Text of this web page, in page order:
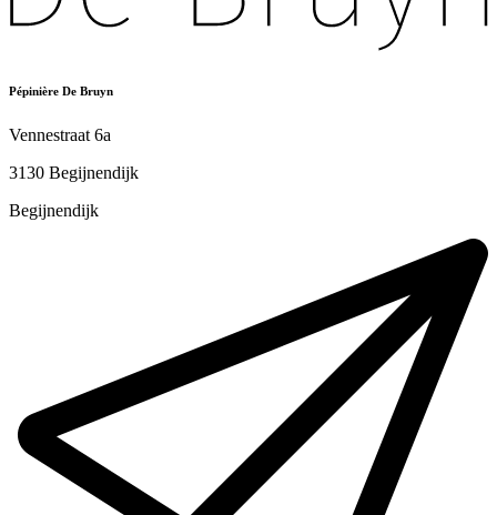
Pépinière De Bruyn
Vennestraat 6a
3130 Begijnendijk
Begijnendijk